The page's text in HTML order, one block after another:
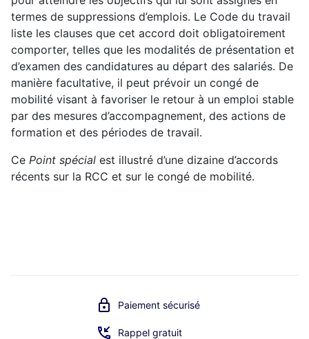
termes de suppressions d’emplois. Le Code du travail
liste les clauses que cet accord doit obligatoirement
comporter, telles que les modalités de présentation et
d’examen des candidatures au départ des salariés. De
manière facultative, il peut prévoir un congé de
mobilité visant à favoriser le retour à un emploi stable
par des mesures d’accompagnement, des actions de
formation et des périodes de travail.
Ce Point spécial est illustré d’une dizaine d’accords
récents sur la RCC et sur le congé de mobilité.
Paiement sécurisé
Rappel gratuit